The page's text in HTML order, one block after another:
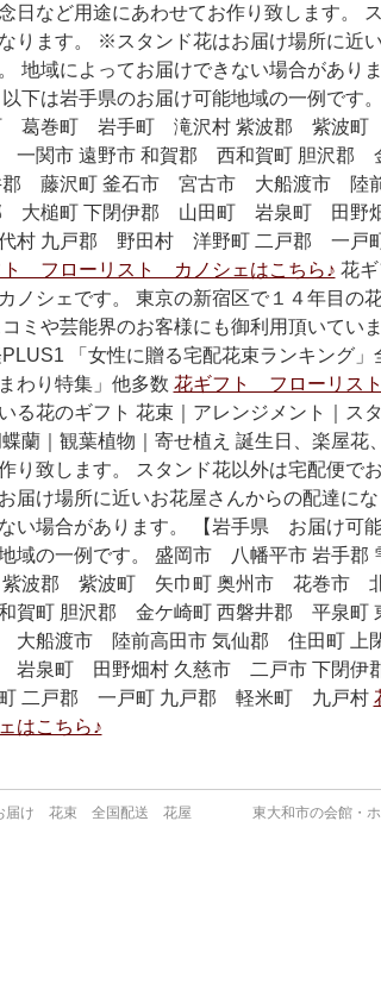
日など用途にあわせてお作り致します。
ります。 ※スタンド花はお届け場所に近
地域によってお届けできない場合があ
下は岩手県のお届け可能地域の一例です
葛巻町 岩手町 滝沢村 紫波郡 紫波町
関市 遠野市 和賀郡 西和賀町 胆沢郡
郡 藤沢町 釜石市 宮古市 大船渡市 陸
大槌町 下閉伊郡 山田町 岩泉町 田野
村 九戸郡 野田村 洋野町 二戸郡 一戸
ト フローリスト カノシェはこちら♪ 花
ノシェです。 東京の新宿区で１４年目の
ミや芸能界のお客様にも御利用頂いてい
「女性に贈る宅配花束ランキング」
わり特集」他多数 花ギフト フローリス
る花のギフト 花束｜アレンジメント｜ス
蘭｜観葉植物｜寄せ植え 誕生日、楽屋花
り致します。 スタンド花以外は宅配便で
届け場所に近いお花屋さんからの配達に
い場合があります。 【岩手県 お届け可
域の一例です。 盛岡市 八幡平市 岩手
波郡 紫波町 矢巾町 奥州市 花巻市
賀町 胆沢郡 金ケ崎町 西磐井郡 平泉町
船渡市 陸前高田市 気仙郡 住田町 上
泉町 田野畑村 久慈市 二戸市 下閉伊
二戸郡 一戸町 九戸郡 軽米町 九戸村
はこちら♪
届け 花束 全国配送 花屋
東大和市の会館・